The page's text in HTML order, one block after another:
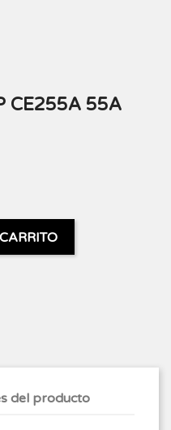
CE255A 55A
del producto